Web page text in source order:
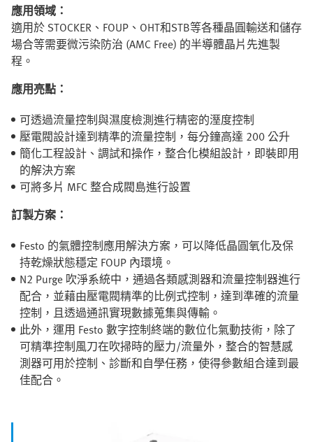
應用領域：
適用於 STOCKER、FOUP、OHT和STB等各種晶圓輸送和儲存
場合等需要微污染防治 (AMC Free) 的半導體晶片先進製
程。
應用亮點：
可透過流量控制與濕度檢測進行精密的溼度控制
壓電閥設計達到精準的流量控制，每分鐘高達 200 公升
簡化工程設計、調試和操作，整合化模組設計，即裝即用
的解決方案
可將多片 MFC 整合成閥島進行設置
訂製方案：
Festo 的氣體控制應用解決方案，可以降低晶圓氧化及保
持乾燥狀態穩定 FOUP 內環境。
N2 Purge 吹淨系統中，通過各類感測器和流量控制器進行
配合，並藉由壓電閥精準的比例式控制，達到準確的流量
控制，且透過通訊實現數據蒐集與傳輸。
此外，運用 Festo 數字控制終端的數位化氣動技術，除了
可精準控制風刀在吹掃時的壓力/流量外，整合的智慧感
測器可用於控制、診斷和自學任務，使得參數組合達到最
佳配合。